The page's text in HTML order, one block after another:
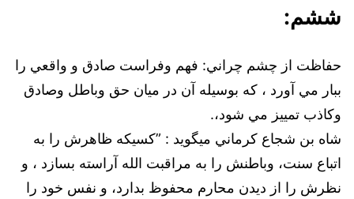
ششم:‌
حفاظت از چشم چراني: فهم وفراست صادق و واقعي را
ببار مي آورد ، که بوسيله آن در ميان حق وباطل وصادق
وکاذب تمييز مي شود،.
شاه بن شجاع کرماني ميگويد : ‌”کسيکه ظاهرش را به
اتباع سنت، و‌باطنش را به مراقبت الله آراسته بسازد ، و
نظرش را از ديدن محارم محفوظ بدارد، ‌و نفس خود را